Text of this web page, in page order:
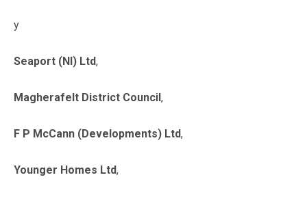
y
Seaport (NI) Ltd,
Magherafelt District Council,
F P McCann (Developments) Ltd,
Younger Homes Ltd,